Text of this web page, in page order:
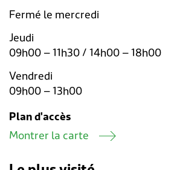
Fermé le mercredi
Jeudi
09h00 – 11h30 / 14h00 – 18h00
Vendredi
09h00 – 13h00
Plan d'accès
Montrer la carte